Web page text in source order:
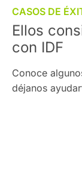
CASOS DE
Ellos
con IDF
Conoce
déjanos